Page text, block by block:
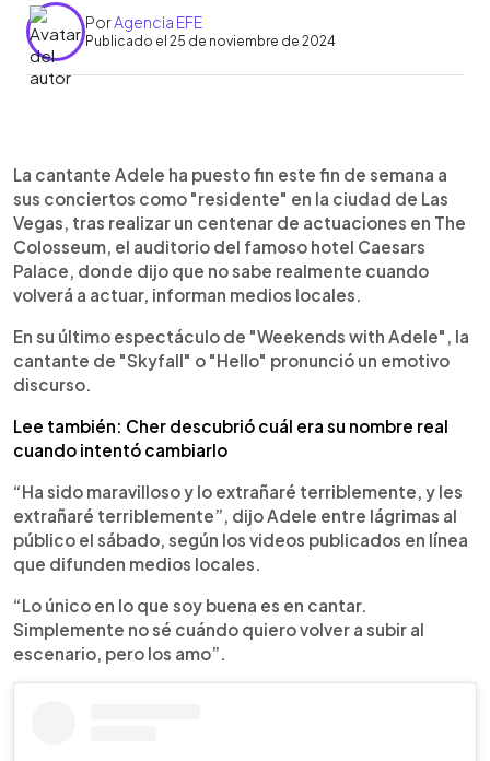
PorAgencia EFE
Publicado el 25 de noviembre de 2024
Escuchar artículo
La cantante Adele ha puesto fin este fin de semana a
sus conciertos como "residente" en la ciudad de Las
Vegas, tras realizar un centenar de actuaciones en The
Colosseum, el auditorio del famoso hotel Caesars
Palace, donde dijo que no sabe realmente cuando
volverá a actuar, informan medios locales.
En su último espectáculo de "Weekends with Adele", la
cantante de "Skyfall" o "Hello" pronunció un emotivo
discurso.
Lee también: Cher descubrió cuál era su nombre real
cuando intentó cambiarlo
“Ha sido maravilloso y lo extrañaré terriblemente, y les
extrañaré terriblemente”, dijo Adele entre lágrimas al
público el sábado, según los videos publicados en línea
que difunden medios locales.
“Lo único en lo que soy buena es en cantar.
Simplemente no sé cuándo quiero volver a subir al
escenario, pero los amo”.